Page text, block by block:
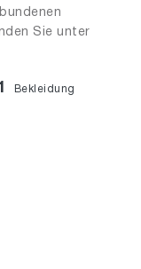
Sie unter
Bekleidung